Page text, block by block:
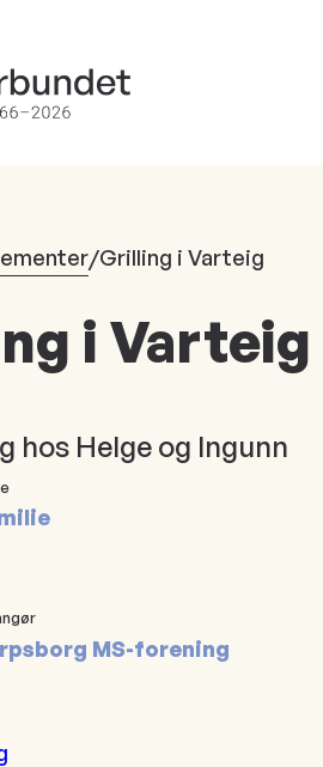
/Grilling i Varteig
i Varteig
hos Helge og Ingunn
MS-forening